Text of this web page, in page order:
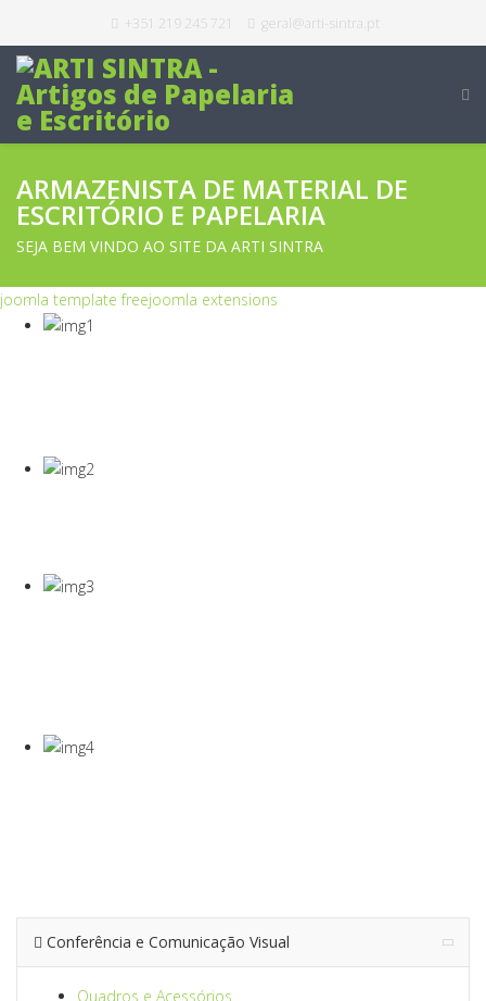
+351 219 245 721 geral@arti-sintra.pt
ARMAZENISTA DE MATERIAL DE
ESCRITÓRIO E PAPELARIA
SEJA BEM VINDO AO SITE DA ARTI SINTRA
joomla template freejoomla extensions
Conferência e Comunicação Visual
Quadros e Acessórios